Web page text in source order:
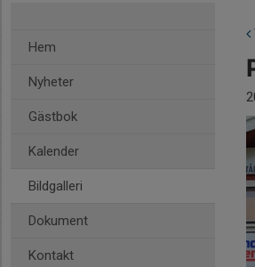
Hem
Nyheter
Gästbok
Kalender
Bildgalleri
Dokument
Kontakt